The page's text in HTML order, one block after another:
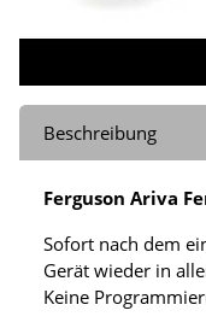
Beschreibung
Ferguson Ariva
Sofort nach dem
Gerät wieder in
Keine